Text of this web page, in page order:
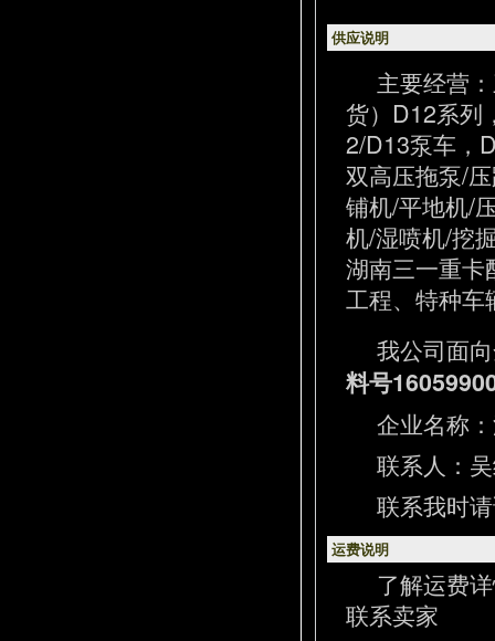
供应说明
主要经营
货）D12系列
2/D13泵车，
双高压拖泵/
铺机/平地机/
机/湿喷机/挖
湖南三一重卡
工程、特种
我公司面
料号
企业名称
联系人：
联系我时
运费说明
了解运费
联系卖家